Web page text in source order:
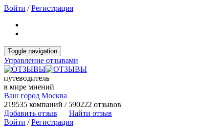
Войти /Регистрация
Toggle navigation
Управление отзывами
путеводитель
в мире мнений
Ваш город Москва
219535 компаний / 590222 отзывов
Добавить отзыв
Найти отзыв
Войти /Регистрация